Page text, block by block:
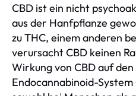
CBD ist ein nicht
aus der Hanfpflanze
zu THC, einem anderen
verursacht CBD keinen
Wirkung von CBD auf
Endocannabinoid-System